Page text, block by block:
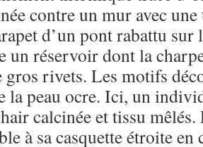
contre un mur avec une
d’un pont rabattu
un réservoir dont la
gros rivets. Les motifs
la peau ocre. Ici, un
calcinée et tissu
à sa casquette étroite